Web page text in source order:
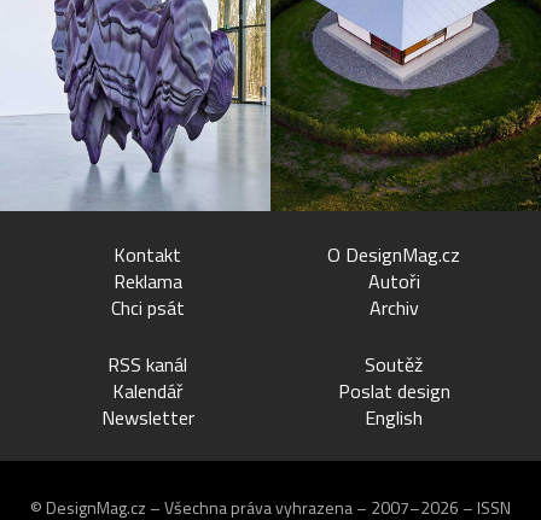
Kontakt
Reklama
Chci psát
O DesignMag.cz
Autoři
Archiv
RSS kanál
Kalendář
Newsletter
Soutěž
Poslat design
English
© DesignMag.cz – Všechna práva vyhrazena – 2007–2026 – ISSN